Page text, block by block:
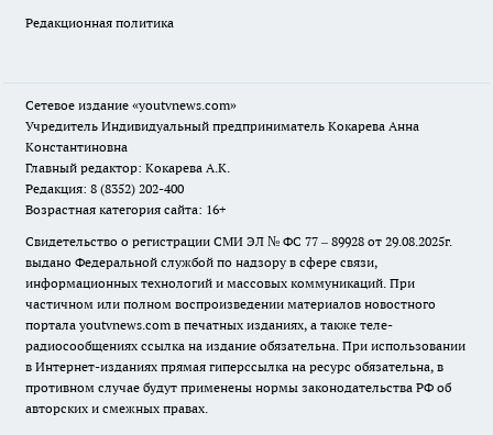
Редакционная политика
Сетевое издание «youtvnews.com»
Учредитель Индивидуальный предприниматель Кокарева Анна
Константиновна
Главный редактор: Кокарева А.К.
Редакция: 8 (8352) 202-400
Возрастная категория сайта: 16+
Свидетельство о регистрации СМИ ЭЛ № ФС 77 – 89928 от 29.08.2025г.
выдано Федеральной службой по надзору в сфере связи,
информационных технологий и массовых коммуникаций. При
частичном или полном воспроизведении материалов новостного
портала youtvnews.com в печатных изданиях, а также теле-
радиосообщениях ссылка на издание обязательна. При использовании
в Интернет-изданиях прямая гиперссылка на ресурс обязательна, в
противном случае будут применены нормы законодательства РФ об
авторских и смежных правах.